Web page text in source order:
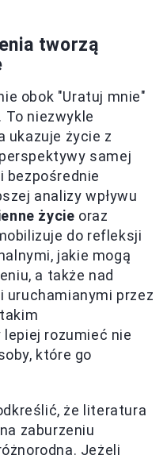
tworzą
obok "Uratuj mnie"
To niezwykle
ukazuje życie z
samej
bezpośrednie
analizy wpływu
życie oraz
do refleksji
jakie mogą
a także nad
uruchamianymi przez
rozumieć nie
które go
że literatura
zaburzeniu
Jeżeli